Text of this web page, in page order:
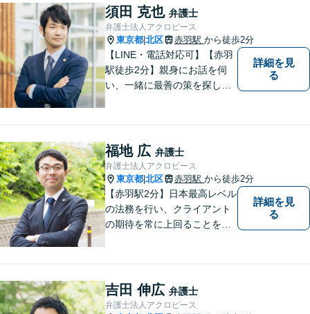
護をします。他士業との連携
あり【初回面談無料】
須田 克也 弁護士
弁護士法人アクロピース
東京都 北区 赤羽駅 から徒歩2分
【LINE・電話対応可】【赤羽
駅徒歩2分】親身にお話を伺
い、一緒に最善の策を探しま
護をします。他士業との連携
あり【初回面談無料】
詳細を見
る
福地 広 弁護士
弁護士法人アクロピース
東京都 北区 赤羽駅 から徒歩2分
【赤羽駅2分】日本最高レベル
の法務を行い、クライアント
の期待を常に上回ることを使
最高のピースになるために精
一杯の努力をしていきます。
詳細を見
る
吉田 伸広 弁護士
弁護士法人アクロピース